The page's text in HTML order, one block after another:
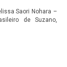
Saori Nohara –
de Suzano,